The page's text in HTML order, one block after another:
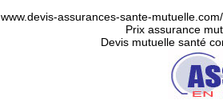
www.devis-assurances-sante-
Prix assurance
Devis mutuelle santé